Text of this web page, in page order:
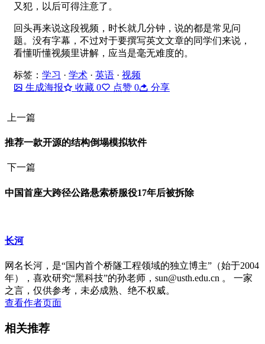
又犯，以后可得注意了。
回头再来说这段视频，时长就几分钟，说的都是常见问
题。没有字幕，不过对于要撰写英文文章的同学们来说，
看懂听懂视频里讲解，应当是毫无难度的。
标签： 学习 · 学术 · 英语 · 视频
生成海报
收藏 0 点赞 0 分享
上一篇
推荐一款开源的结构倒塌模拟软件
下一篇
中国首座大跨径公路悬索桥服役17年后被拆除
长河
网名长河，是“国内首个桥隧工程领域的独立博主”（始于2004
年），喜欢研究“黑科技”的孙老师，sun@usth.edu.cn 。 一家
之言，仅供参考，未必成熟、绝不权威。
查看作者页面
相关推荐